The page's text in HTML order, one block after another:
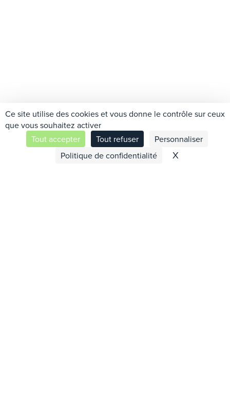
Ce site utilise des cookies et vous donne le contrôle sur ceux
que vous souhaitez activer
Tout accepter
Tout refuser
Personnaliser
Politique de confidentialité
XMasquer le
Contactez-nous